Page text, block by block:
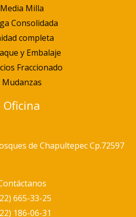
Media Milla
Consolidada
completa
y Embalaje
Fraccionado
Mudanzas
Oficina
de Chapultepec Cp.72597
665-33-25
186-06-31